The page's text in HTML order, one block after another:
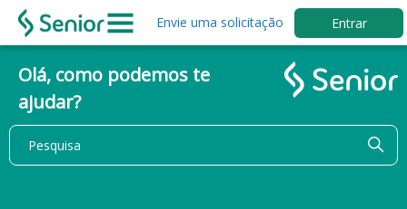
Envie uma solicitação Entrar
Olá, como podemos te
ajudar?